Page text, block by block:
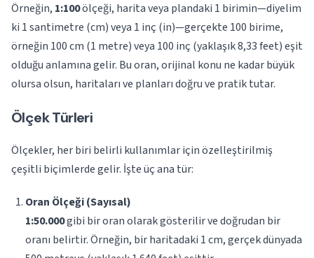
Örneğin, 1:100ölçeği, harita veya plandaki 1 birimin—diyelim
ki 1 santimetre (cm) veya 1 inç (in)—gerçekte 100 birime,
örneğin 100 cm (1 metre) veya 100 inç (yaklaşık 8,33 feet) eşit
olduğu anlamına gelir. Bu oran, orijinal konu ne kadar büyük
olursa olsun, haritaları ve planları doğru ve pratik tutar.
Ölçek Türleri
Ölçekler, her biri belirli kullanımlar için özelleştirilmiş
çeşitli biçimlerde gelir. İşte üç ana tür:
Oran Ölçeği (Sayısal)
1:50.000gibi bir oran olarak gösterilir ve doğrudan bir
oranı belirtir. Örneğin, bir haritadaki 1 cm, gerçek dünyada